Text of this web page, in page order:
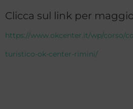
Clicca sul link per
https://www.okcenter.it/wp/corso/
turistico-ok-center-rimini/